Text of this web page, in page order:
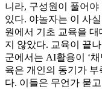
니라, 구성원이 풀어
있다. 야놀자는 이 사
원에서 기초 교육을
지 않았다. 교육이 끝
군에서는 AI활용이 ‘
육은 개인의 동기가
다. 이들은 무언가 묻